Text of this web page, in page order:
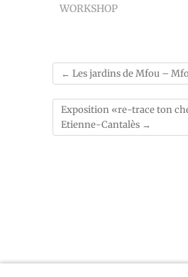
WORKSHOP
← Les jardins de Mfou –
Exposition «re-trace ton
Etienne-Cantalès →